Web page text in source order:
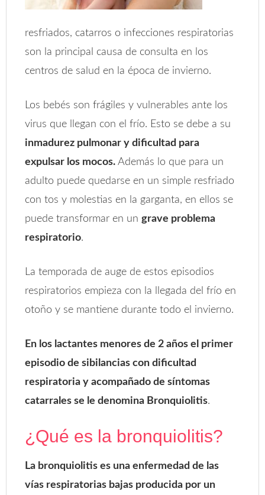
resfriados, catarros o infecciones respiratorias
son la principal causa de consulta en los
centros de salud en la época de invierno.
Los bebés son frágiles y vulnerables ante los
virus que llegan con el frío. Esto se debe a su
inmadurez pulmonar y dificultad para
expulsar los mocos. Además lo que para un
adulto puede quedarse en un simple resfriado
con tos y molestias en la garganta, en ellos se
puede transformar en ungrave problema
respiratorio.
La temporada de auge de estos episodios
respiratorios empieza con la llegada del frío en
otoño y se mantiene durante todo el invierno.
En los lactantes menores de 2 años el primer
episodio de sibilancias con dificultad
respiratoria y acompañado de síntomas
catarrales se le denomina Bronquiolitis.
¿Qué es la bronquiolitis?
La bronquiolitis es una enfermedad de las
vías respiratorias bajas producida por un